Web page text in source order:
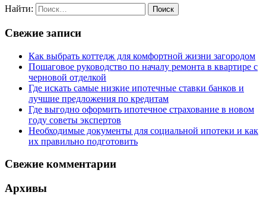
Найти:
Свежие записи
Как выбрать коттедж для комфортной жизни загородом
Пошаговое руководство по началу ремонта в квартире с
черновой отделкой
Где искать самые низкие ипотечные ставки банков и
лучшие предложения по кредитам
Где выгодно оформить ипотечное страхование в новом
году советы экспертов
Необходимые документы для социальной ипотеки и как
их правильно подготовить
Свежие комментарии
Архивы